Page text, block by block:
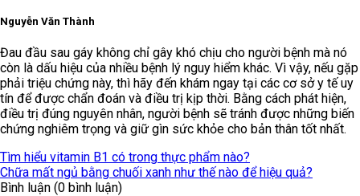
Nguyễn Văn Thành
Đau đầu sau gáy không chỉ gây khó chịu cho người bệnh mà nó
còn là dấu hiệu của nhiều bệnh lý nguy hiểm khác. Vì vậy, nếu gặp
phải triệu chứng này, thì hãy đến khám ngay tại các cơ sở y tế uy
tín để được chẩn đoán và điều trị kịp thời. Bằng cách phát hiện,
điều trị đúng nguyên nhân, người bệnh sẽ tránh được những biến
chứng nghiêm trọng và giữ gìn sức khỏe cho bản thân tốt nhất.
Tìm hiểu vitamin B1 có trong thực phẩm nào?
Chữa mất ngủ bằng chuối xanh như thế nào để hiệu quả?
Bình luận (0 bình luận)